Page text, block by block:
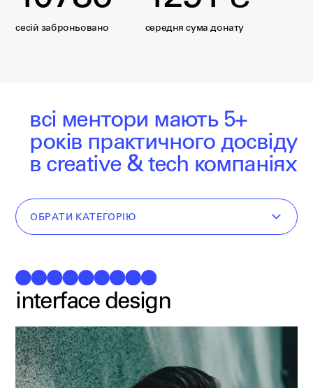
сесій заброньовано середня сума донату
всі ментори мають 5+
років практичного досвіду
в creative & tech компаніях
ОБРАТИ КАТЕГОРІЮ
interface design